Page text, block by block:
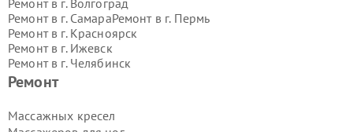
Ремонт
Массажных кресел
Ремонт в г. Волгоград
Ремонт в г. СамараРемонт в г. Пермь
Ремонт в г. Красноярск
Ремонт в г. Ижевск
Ремонт в г. Челябинск
Ремонт в г.
Ремонт в г.
Ремонт в г.Саратов